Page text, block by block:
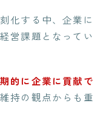
化する中、企業に
営課題となってい
的に企業に貢献で
持の観点からも重